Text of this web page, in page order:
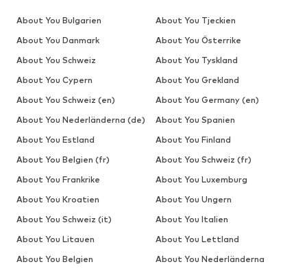
About You Bulgarien
About You Tjeckien
About You Danmark
About You Österrike
About You Schweiz
About You Tyskland
About You Cypern
About You Grekland
About You Schweiz (en)
About You Germany (en)
About You Nederländerna (de)
About You Spanien
About You Estland
About You Finland
About You Belgien (fr)
About You Schweiz (fr)
About You Frankrike
About You Luxemburg
About You Kroatien
About You Ungern
About You Schweiz (it)
About You Italien
About You Litauen
About You Lettland
About You Belgien
About You Nederländerna